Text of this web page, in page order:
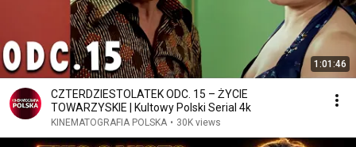
1:01:46
CZTERDZIESTOLATEK ODC. 15 – ŻYCIE
TOWARZYSKIE | Kultowy Polski Serial 4k
KINEMATOGRAFIA POLSKA • 30K views